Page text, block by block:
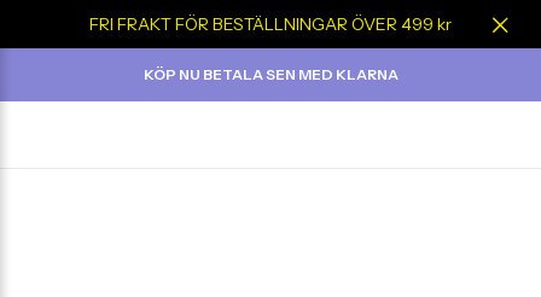
FRI FRAKT FÖR BESTÄLLNINGAR ÖVER 499 kr
KÖP NU BETALA SEN MED KLARNA